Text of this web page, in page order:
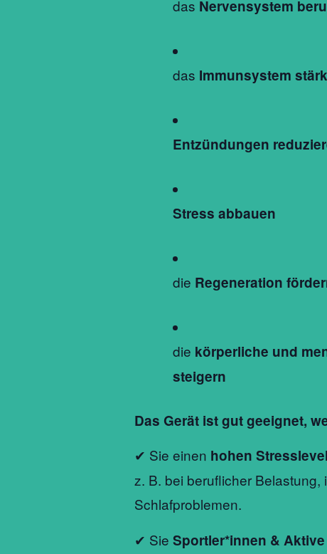
das Nervensystem
das Immunsystem
Entzündungen
Stress abbauen
die Regeneration
die körperliche und
steigern
Das Gerät ist gut geeignet,
✔ Sie einen hohen
z. B. bei beruflicher Belastung,
Schlafproblemen.
✔ Sie Sportler*innen &